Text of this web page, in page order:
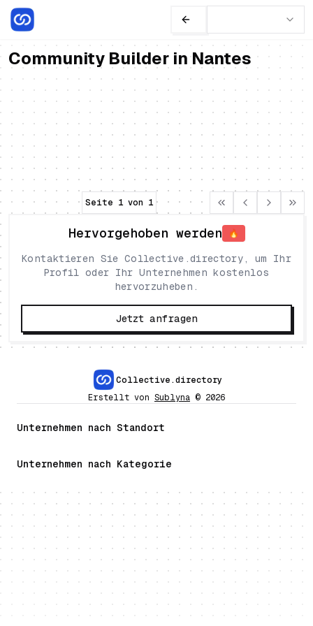
Community Builder in Nantes
Julien Lagneaux
Community Builder & Social Media Manager
Game Zone.
Community
Social Media Gaming
Seite 1 von 1
Hervorgehoben werden 🔥
Kontaktieren Sie Collective.directory, um Ihr
Profil oder Ihr Unternehmen kostenlos
hervorzuheben.
Jetzt anfragen
Collective.directory
Erstellt von Sublyna © 2026
Unternehmen nach Standort
Unternehmen nach Kategorie